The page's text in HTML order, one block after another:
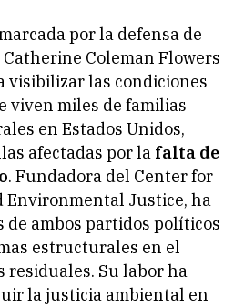
por la defensa de
Coleman Flowers
visibilizar las condiciones
viven miles de familias
en Estados Unidos,
afectadas por la falta de
. Fundadora del Center for
Environmental Justice, ha
ambos partidos políticos
estructurales en el
residuales. Su labor ha
la justicia ambiental en